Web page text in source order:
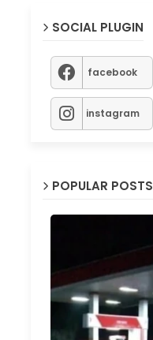
SOCIAL PLUGIN
facebook
instagram
POPULAR POSTS